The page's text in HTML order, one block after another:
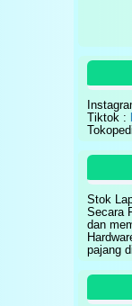
Tiktok :
Stok
Secara
dan
pajang